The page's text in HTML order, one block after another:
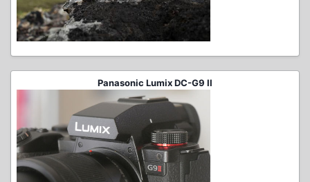
Panasonic Lumix DC-G9 II